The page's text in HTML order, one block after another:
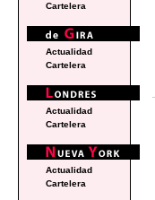
Cartelera
Actualidad
Cartelera
Actualidad
Cartelera
Actualidad
Cartelera